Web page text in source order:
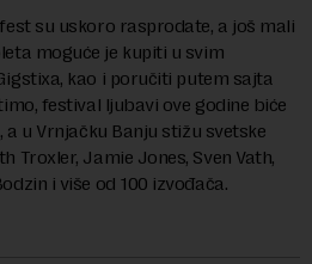
su uskoro rasprodate, a još mali
moguće je kupiti u svim
kao i poručiti putem sajta
festival ljubavi ove godine biće
a u Vrnjačku Banju stižu svetske
Troxler, Jamie Jones, Sven Vath,
i više od 100 izvođača.